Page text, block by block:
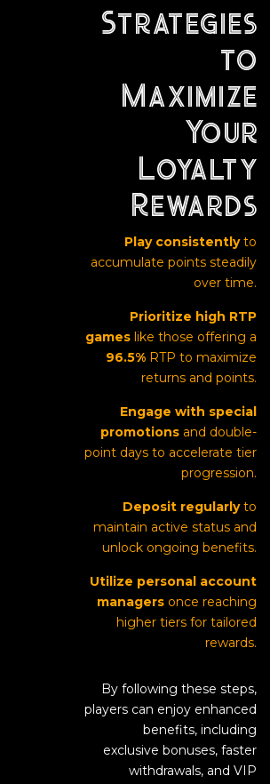
Strategies
to
Maximize
Your
Loyalty
Rewards
Play consistentlyto
accumulate points steadily
over time.
Prioritize high RTP
games like those offering a
96.5% RTP to maximize
returns and points.
Engage with special
promotions and double-
point days to accelerate tier
progression.
Deposit regularlyto
maintain active status and
unlock ongoing benefits.
Utilize personal account
managers once reaching
higher tiers for tailored
rewards.
By following these steps,
players can enjoy enhanced
benefits, including
exclusive bonuses, faster
withdrawals, and VIP